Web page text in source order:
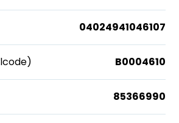
04024941046107
B0004610
85366990